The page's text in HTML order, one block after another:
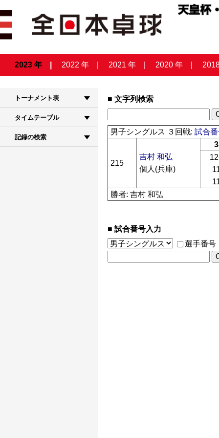
2023 年 2022 年 2021 年 2020 年
トーナメント表
タイムテーブル
記録の検索
文字列検索
男子シングルス ３回戦:試合
215
吉村 和弘
個人(兵庫)
勝者: 吉村 和弘
試合番号入力
選手番号